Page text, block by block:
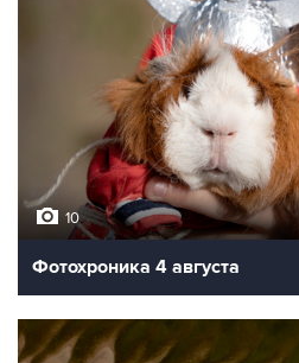
10
Фотохроника 4 августа